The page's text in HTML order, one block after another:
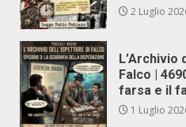
2 Luglio
L’Archivio
Falco |
farsa e il
1 Luglio